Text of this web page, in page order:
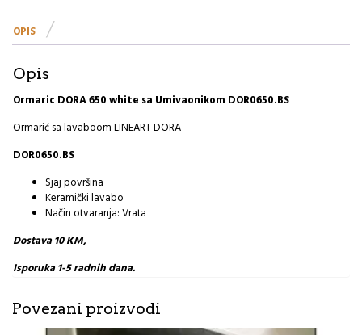
I
OPIS
Opis
Ormaric DORA 650 white sa Umivaonikom DOR0650.BS
Ormarić sa lavaboom LINEART DORA
DOR0650.BS
Sjaj površina
Keramički lavabo
Način otvaranja: Vrata
Dostava 10 KM,
Isporuka 1-5 radnih dana.
Povezani proizvodi